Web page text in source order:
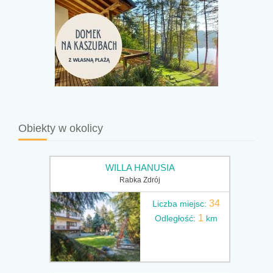
Obiekty w okolicy
WILLA HANUSIA
Rabka Zdrój
Liczba miejsc:34
Odległość: 1 km